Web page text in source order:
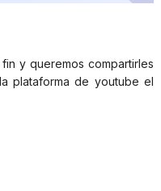
y queremos compartirles
plataforma de youtube el